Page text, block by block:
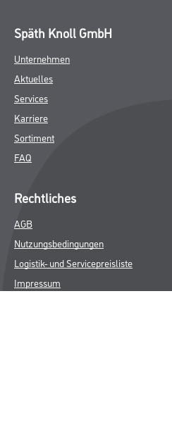
Späth Knoll GmbH
Unternehmen
Aktuelles
Services
Karriere
Sortiment
FAQ
Rechtliches
AGB
Nutzungsbedingungen
Logistik- und Servicepreisliste
Impressum